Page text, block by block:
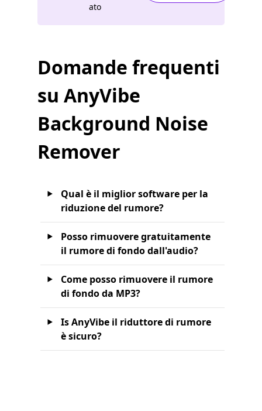
ato
Domande frequenti
su AnyVibe
Background Noise
Remover
Qual è il miglior software per la
riduzione del rumore?
Posso rimuovere gratuitamente
il rumore di fondo dall'audio?
Come posso rimuovere il rumore
di fondo da MP3?
Is AnyVibe il riduttore di rumore
è sicuro?